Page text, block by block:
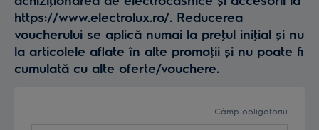
https://www.electrolux.ro/. Reducerea
voucherului se aplică numai la preţul iniţial și nu
la articolele aflate în alte promoţii și nu poate fi
cumulată cu alte oferte/vouchere.
Câmp obligatoriu